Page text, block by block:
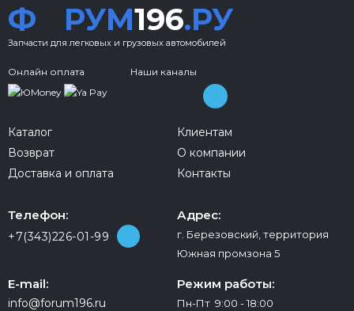
Ф РУМ196.РУ
Запчасти для легковых и грузовых автомобилей
Онлайн оплата Наши каналы
Каталог
Возврат
Доставка и оплата
Клиентам
О компании
Контакты
Телефон:
+7(343)226-01-99
Адрес:
г. Березовский, территория
Южная промзона 5
E-mail:
info@forum196.ru
Режим работы:
Пн-Пт 9:00 - 18:00